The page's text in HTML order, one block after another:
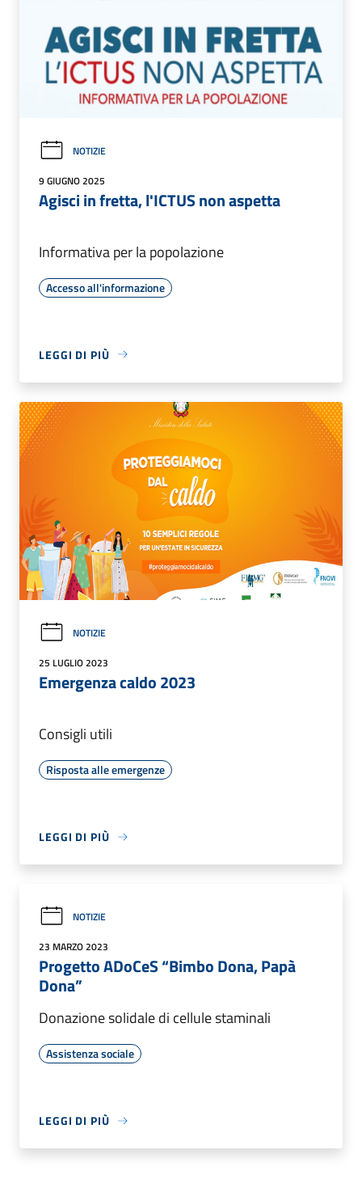
NOTIZIE
9 GIUGNO 2025
Agisci in fretta, l'ICTUS non aspetta
Informativa per la popolazione
Accesso all'informazione
LEGGI DI PIÙ
NOTIZIE
25 LUGLIO 2023
Emergenza caldo 2023
Consigli utili
Risposta alle emergenze
LEGGI DI PIÙ
NOTIZIE
23 MARZO 2023
Progetto ADoCeS “Bimbo Dona, Papà
Dona”
Donazione solidale di cellule staminali
Assistenza sociale
LEGGI DI PIÙ